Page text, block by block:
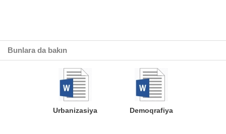
Bunlara da bakın
Urbanizasiya Demoqrafiya